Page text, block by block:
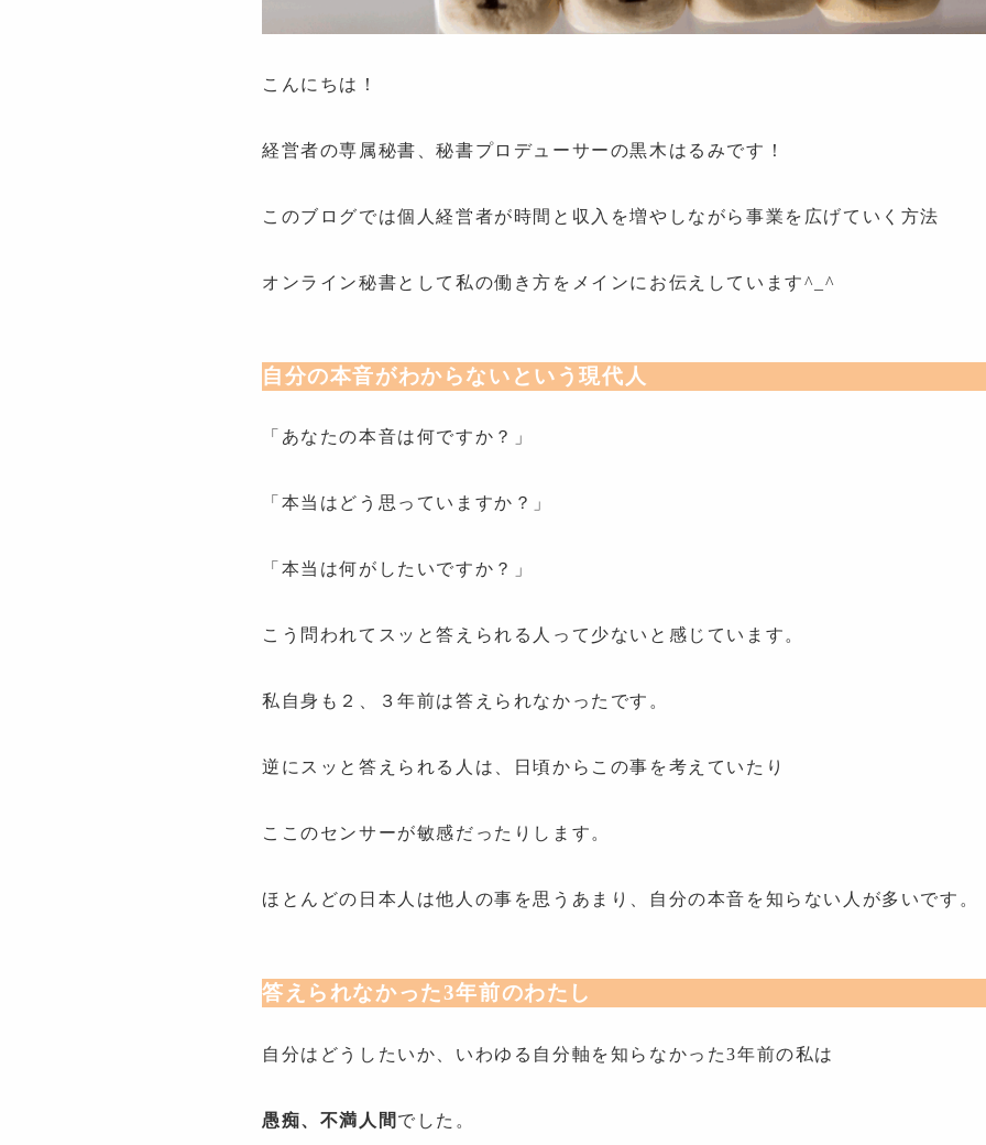
こんにちは！
経営者の専属秘書、秘書プロデューサーの黒木はるみです！
このブログでは個人経営者が時間と収入を増やしながら事業を広げていく方法
オンライン秘書として私の働き方をメインにお伝えしています^_^
自分の本音がわからないという現代人
「あなたの本音は何ですか？」
「本当はどう思っていますか？」
「本当は何がしたいですか？」
こう問われてスッと答えられる人って少ないと感じています。
私自身も２、３年前は答えられなかったです。
逆にスッと答えられる人は、日頃からこの事を考えていたり
ここのセンサーが敏感だったりします。
ほとんどの日本人は他人の事を思うあまり、自分の本音を知らない人が多いです。
答えられなかった3年前のわたし
自分はどうしたいか、いわゆる自分軸を知らなかった3年前の私は
愚痴、不満人間 でした。